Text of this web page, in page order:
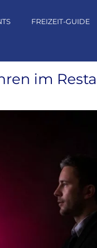
FREIZEIT-GUIDE
im